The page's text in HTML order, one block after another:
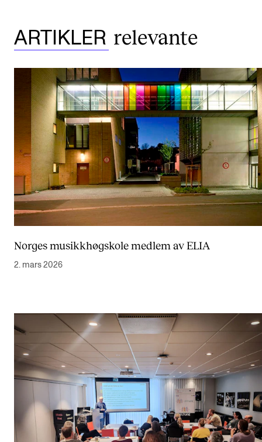
ARTIKLER relevante
Norges musikkhøgskole medlem av ELIA
2. mars 2026